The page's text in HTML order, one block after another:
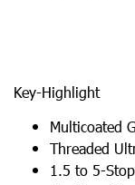
Key-Highlight
Multicoated
Threaded
1.5 to 5-